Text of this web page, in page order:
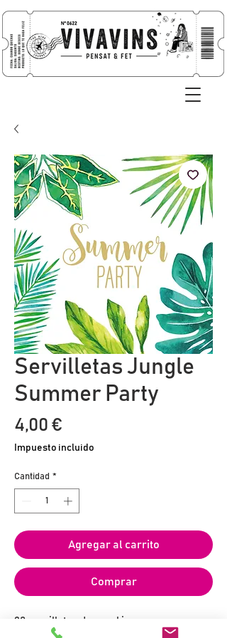
Servilletas Jungle
Summer Party
4,00 €
Impuesto incluido
Cantidad *
Agregar al carrito
Comprar
20 servilletas de papel impresas en